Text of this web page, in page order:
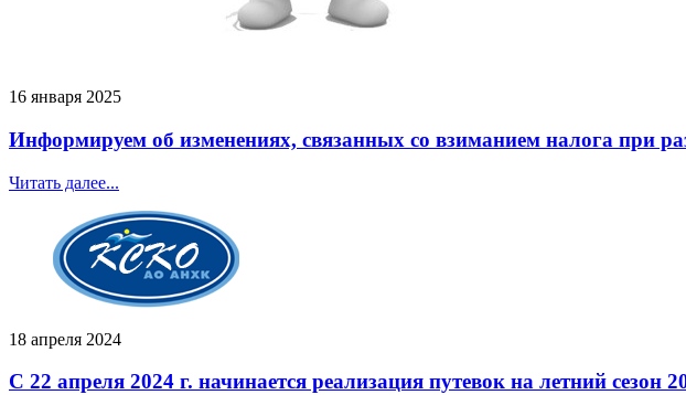
16 января 2025
Информируем об изменениях, связанных со взиманием налога
Читать далее...
18 апреля 2024
С 22 апреля 2024 г. начинается реализация путевок на летний